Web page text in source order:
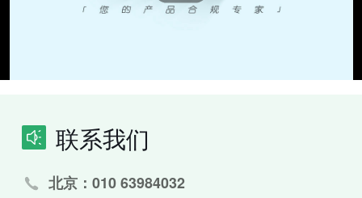
联系我们
北京：010 63984032